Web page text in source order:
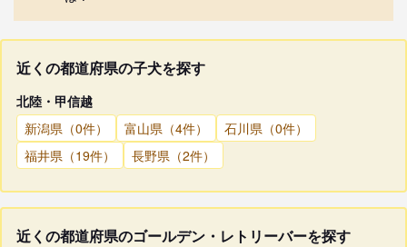
近くの都道府県の子犬を探す
北陸・甲信越
新潟県（0件）
富山県（4件）
石川県（0件）
福井県（19件）
長野県（2件）
近くの都道府県のゴールデン・レトリーバーを探す